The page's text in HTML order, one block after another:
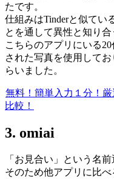
たです。
仕組みはTinderと似てい
とを通して異性と知り合
こちらのアプリにいる
された写真を使用して
らいました。
無料！簡単入力１分！
比較！
3. omiai
「お見合い」という名
そのため他アプリに比べ